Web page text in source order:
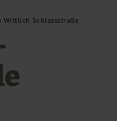
Schlossstraße